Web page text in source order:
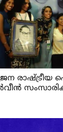
രാഷ്ട്രീയ